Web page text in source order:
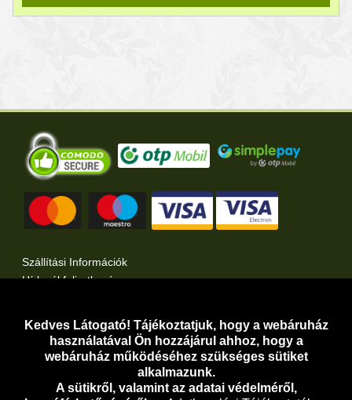
Szállítási Információk
Hírlevél feliratkozás
Adatvédelem
Adatkezelési Tájékoztató
Adathozzáférési Kérelem
Kedves Látogató! Tájékoztatjuk, hogy a webáruház
használatával Ön hozzájárul ahhoz, hogy a
webáruház működéséhez szükséges sütiket
alkalmazunk.
A sütikről, valamint az adatai védelméről,